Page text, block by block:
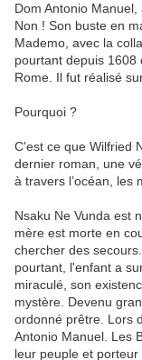
Dom Antonio
Non ! Son buste en
Mademo, avec la
pourtant depuis 1608
Rome. Il fut réalisé
Pourquoi ?
C'est ce que Wilfried
dernier roman, une
à travers l’océan, les
Nsaku Ne Vunda est
mère est morte en
chercher des
pourtant, l'enfant a
miraculé, son
mystère. Devenu
ordonné prêtre. Lors
Antonio Manuel. Les
leur peuple et